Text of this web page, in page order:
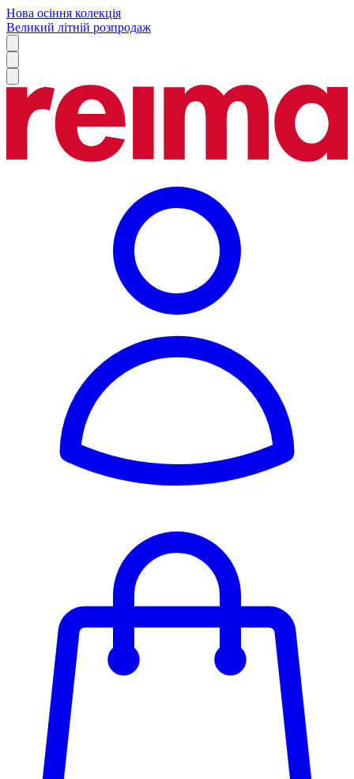
Нова осіння колекція
Великий літній розпродаж